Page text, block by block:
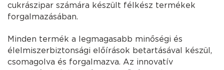
cukrászipar számára készült félkész termékek
forgalmazásában.
Minden termék a legmagasabb minőségi és
élelmiszerbiztonsági előírások betartásával készül,
csomagolva és forgalmazva. Az innovatív